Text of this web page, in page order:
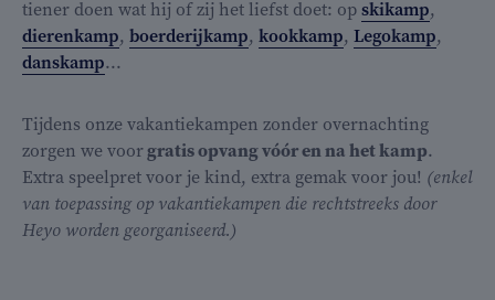
tiener doen wat hij of zij het liefst doet: opskikamp,
dierenkamp, boerderijkamp, kookkamp, Legokamp,
danskamp...
Tijdens onze vakantiekampen zonder overnachting
zorgen we voorgratis opvang vóór en na het kamp.
Extra speelpret voor je kind, extra gemak voor jou! (enkel
van toepassing op vakantiekampen die rechtstreeks door
Heyo worden georganiseerd.)